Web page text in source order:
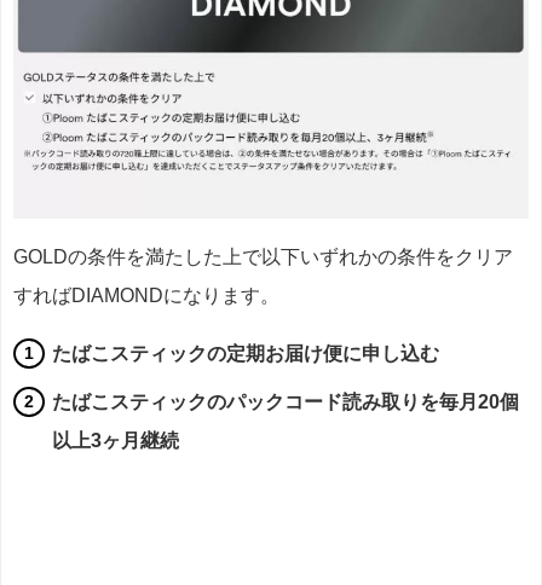
GOLDの条件を満たした上で以下いずれかの条件をクリア
すればDIAMONDになります。
たばこスティックの定期お届け便に申し込む
たばこスティックのパックコード読み取りを毎月20個
以上3ヶ月継続